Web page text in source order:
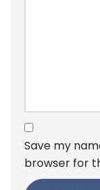
Save my
browser for